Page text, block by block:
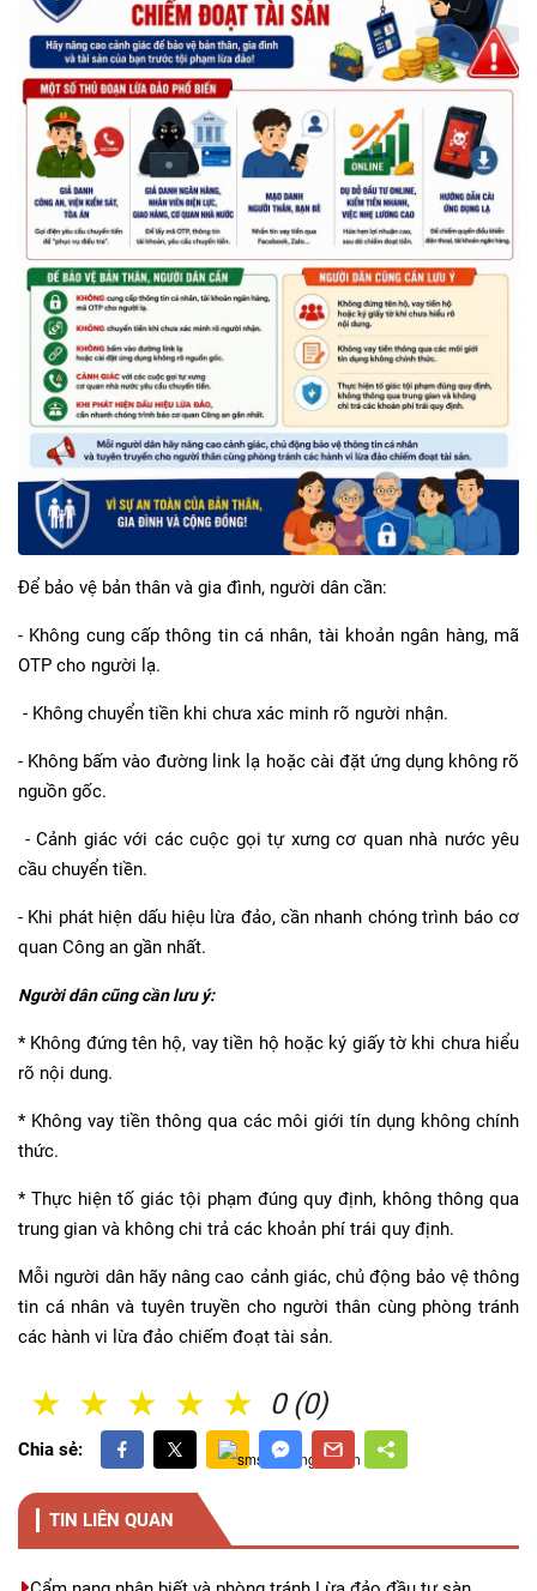
Để bảo vệ bản thân và gia đình, người dân cần:
- Không cung cấp thông tin cá nhân, tài khoản ngân hàng, mã
OTP cho người lạ.
- Không chuyển tiền khi chưa xác minh rõ người nhận.
- Không bấm vào đường link lạ hoặc cài đặt ứng dụng không rõ
nguồn gốc.
- Cảnh giác với các cuộc gọi tự xưng cơ quan nhà nước yêu
cầu chuyển tiền.
- Khi phát hiện dấu hiệu lừa đảo, cần nhanh chóng trình báo cơ
quan Công an gần nhất.
Người dân cũng cần lưu ý:
* Không đứng tên hộ, vay tiền hộ hoặc ký giấy tờ khi chưa hiểu
rõ nội dung.
* Không vay tiền thông qua các môi giới tín dụng không chính
thức.
* Thực hiện tố giác tội phạm đúng quy định, không thông qua
trung gian và không chi trả các khoản phí trái quy định.
Mỗi người dân hãy nâng cao cảnh giác, chủ động bảo vệ thông
tin cá nhân và tuyên truyền cho người thân cùng phòng tránh
các hành vi lừa đảo chiếm đoạt tài sản.
0 (0)
5 Sao
4 Sao
3 Sao
2 Sao
1 Sao
Chia sẻ:
TIN LIÊN QUAN